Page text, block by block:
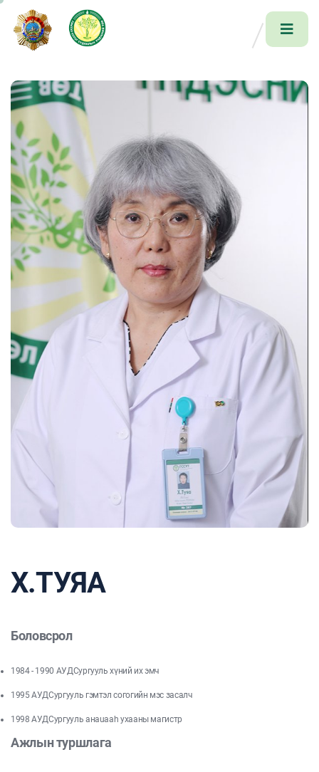
Х.ТУЯА
Боловсрол
1984 - 1990 АУДСургууль хүний их эмч
1995 АУДСургууль гэмтэл согогийн мэс засалч
1998 АУДСургууль анаuааh ухааны магистр
Ажлын туршлага